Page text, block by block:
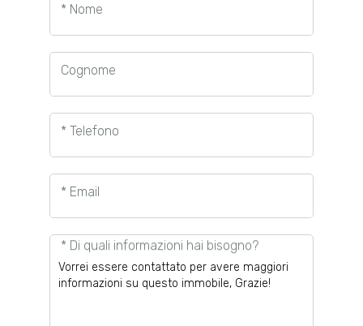
* Nome
Cognome
* Telefono
* Email
* Di quali informazioni hai bisogno?